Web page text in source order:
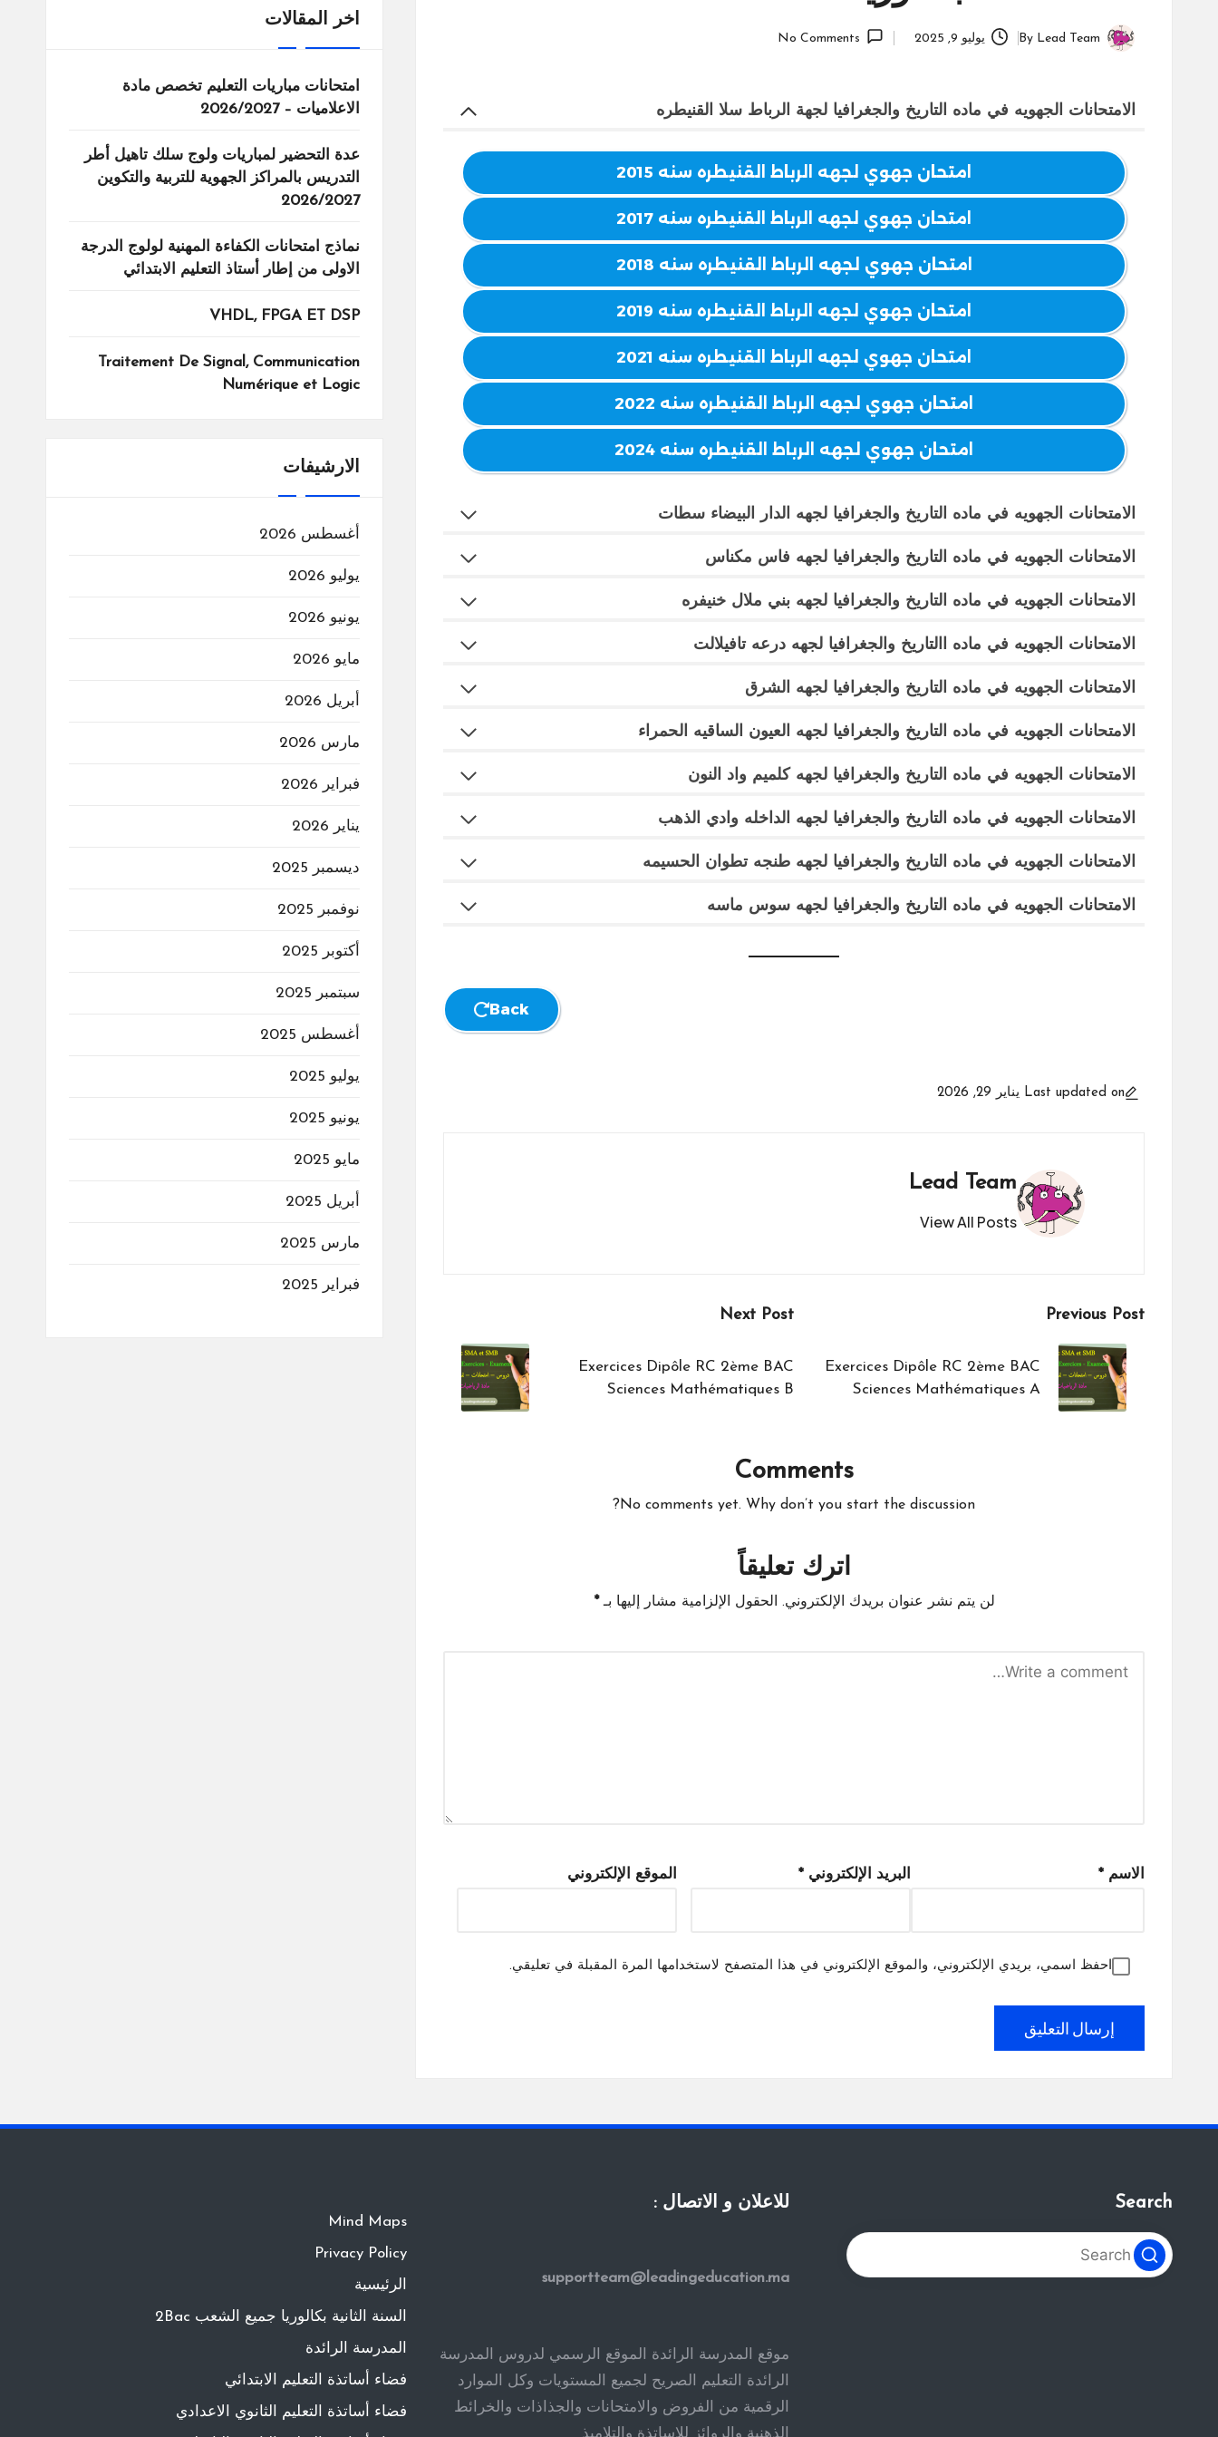
Posted
By Lead Team يوليو 9, 2025 No Comments
الامتحانات الجهويه في ماده التاريخ والجغرافيا لجهة الرباط سلا القنيطره
امتحان جهوي لجهه الرباط القنيطره سنه 2015
امتحان جهوي لجهه الرباط القنيطره سنه 2017
امتحان جهوي لجهه الرباط القنيطره سنه 2018
امتحان جهوي لجهه الرباط القنيطره سنه 2019
امتحان جهوي لجهه الرباط القنيطره سنه 2021
امتحان جهوي لجهه الرباط القنيطره سنه 2022
امتحان جهوي لجهه الرباط القنيطره سنه 2024
الامتحانات الجهويه في ماده التاريخ والجغرافيا لجهه الدار البيضاء سطات
الامتحانات الجهويه في ماده التاريخ والجغرافيا لجهه فاس مكناس
الامتحانات الجهويه في ماده التاريخ والجغرافيا لجهه بني ملال خنيفره
الامتحانات الجهويه في ماده االتاريخ والجغرافيا لجهه درعه تافيلالت
الامتحانات الجهويه في ماده التاريخ والجغرافيا لجهه الشرق
الامتحانات الجهويه في ماده التاريخ والجغرافيا لجهه العيون الساقيه الحمراء
الامتحانات الجهويه في ماده التاريخ والجغرافيا لجهه كلميم واد النون
الامتحانات الجهويه في ماده التاريخ والجغرافيا لجهه الداخله وادي الذهب
الامتحانات الجهويه في ماده التاريخ والجغرافيا لجهه طنجه تطوان الحسيمه
الامتحانات الجهويه في ماده التاريخ والجغرافيا لجهه سوس ماسه
Back
Last updated on يناير 29, 2026
Lead Team
View All Posts
Post
navigation
Previous Post
Exercices Dipôle RC 2ème BAC
Sciences Mathématiques A
Next Post
Exercices Dipôle RC 2ème BAC
Sciences Mathématiques B
Comments
No comments yet. Why don’t you start the discussion?
اترك تعليقاً
لن يتم نشر عنوان بريدك الإلكتروني. الحقول الإلزامية مشار إليها بـ*
الاسم * البريد الإلكتروني * الموقع الإلكتروني
احفظ اسمي، بريدي الإلكتروني، والموقع الإلكتروني في هذا المتصفح لاستخدامها المرة المقبلة في تعليقي.
اخر المقالات
امتحانات مباريات التعليم تخصص مادة
الاعلاميات – 2026/2027
عدة التحضير لمباريات ولوج سلك تاهيل أطر
التدريس بالمراكز الجهوية للتربية والتكوين
2026/2027
نماذج امتحانات الكفاءة المهنية لولوج الدرجة
الاولى من إطار أستاذ التعليم الابتدائي
VHDL, FPGA ET DSP
Traitement De Signal, Communication
Numérique et Logic
الارشيفات
أغسطس 2026
يوليو 2026
يونيو 2026
مايو 2026
أبريل 2026
مارس 2026
فبراير 2026
يناير 2026
ديسمبر 2025
نوفمبر 2025
أكتوبر 2025
سبتمبر 2025
أغسطس 2025
يوليو 2025
يونيو 2025
مايو 2025
أبريل 2025
مارس 2025
فبراير 2025
Search للاعلان و الاتصال :
supportteam@leadingeducation.ma
موقع المدرسة الرائدة الموقع الرسمي لدروس المدرسة
الرائدة التعليم الصريح لجميع المستويات وكل الموارد
الرقمية من الفروض والامتحانات والجذاذات والخرائط
Mind Maps
Privacy Policy
الرئيسية
السنة الثانية بكالوريا جميع الشعب 2Bac
المدرسة الرائدة
فضاء أساتذة التعليم الابتدائي
فضاء أساتذة التعليم الثانوي الاعدادي